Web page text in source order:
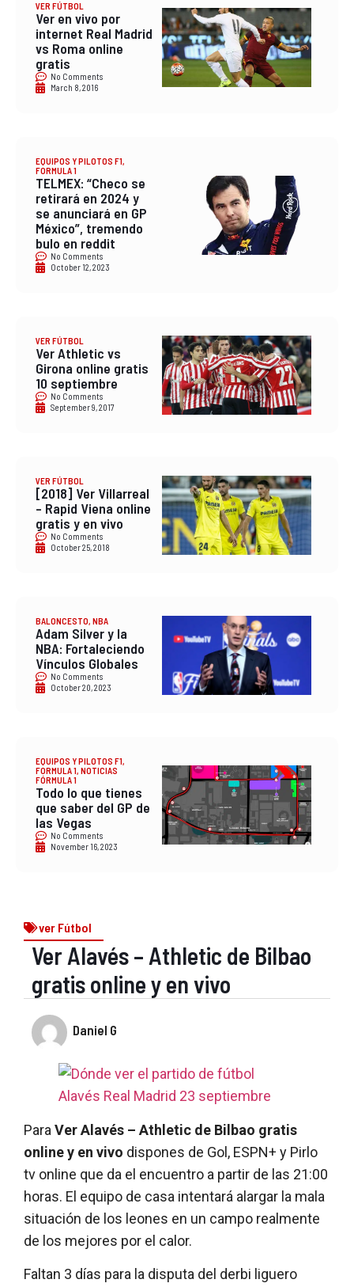
VER FÚTBOL
Ver en vivo por
internet Real Madrid
vs Roma online
gratis
No Comments
March 8, 2016
EQUIPOS Y PILOTOS F1,
FORMULA 1
TELMEX: “Checo se
retirará en 2024 y
se anunciará en GP
México”, tremendo
bulo en reddit
No Comments
October 12, 2023
VER FÚTBOL
Ver Athletic vs
Girona online gratis
10 septiembre
No Comments
September 9, 2017
VER FÚTBOL
[2018] Ver Villarreal
– Rapid Viena online
gratis y en vivo
No Comments
October 25, 2018
BALONCESTO, NBA
Adam Silver y la
NBA: Fortaleciendo
Vínculos Globales
No Comments
October 20, 2023
EQUIPOS Y PILOTOS F1,
FORMULA 1, NOTICIAS
FÓRMULA 1
Todo lo que tienes
que saber del GP de
las Vegas
No Comments
November 16, 2023
ver Fútbol
Ver Alavés – Athletic de Bilbao
gratis online y en vivo
Daniel G
Para Ver Alavés – Athletic de Bilbao gratis
online y en vivo dispones de Gol, ESPN+ y Pirlo
tv online que da el encuentro a partir de las 21:00
horas. El equipo de casa intentará alargar la mala
situación de los leones en un campo realmente
de los mejores por el calor.
Faltan 3 días para la disputa del derbi liguero